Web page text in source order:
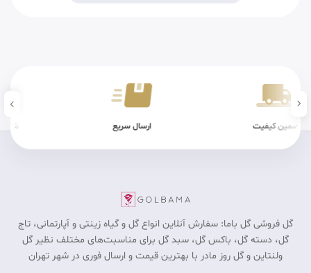
کیفیت ارسال سریع شرایط
گل فروشی گل باما: سفارش آنلاین انواع گل و گیاه زینتی و آپارتمانی، تاج
گل، دسته گل، باکس گل، سبد گل برای مناسبت‎‌های مختلف نظیر گل
ولنتاین و گل روز مادر با بهترین قیمت و ارسال فوری در شهر تهران